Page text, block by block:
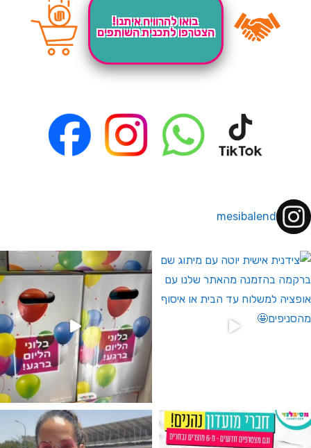
בואו להרוויח איתנו!
הצטרפו לתכנית השותפים
mesibalend
לחברי מועדון ומצטרפים חדשים🤍
מין העובר רק במסיבלנד !! קיים